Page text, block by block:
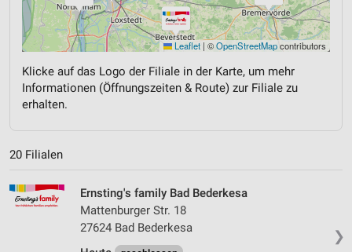
Leaflet | ©OpenStreetMapcontributors
Klicke auf das Logo der Filiale in der Karte, um mehr
Informationen (Öffnungszeiten & Route) zur Filiale zu
erhalten.
20 Filialen
❯
Ernsting's family Bad Bederkesa
Mattenburger Str. 18
27624 Bad Bederkesa